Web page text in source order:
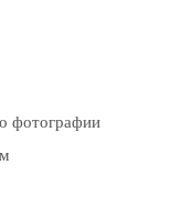
фотографии